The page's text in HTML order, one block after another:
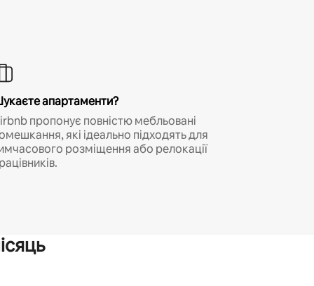
апартаменти?
пропонує повністю мебльовані
які ідеально підходять для
розміщення або релокації